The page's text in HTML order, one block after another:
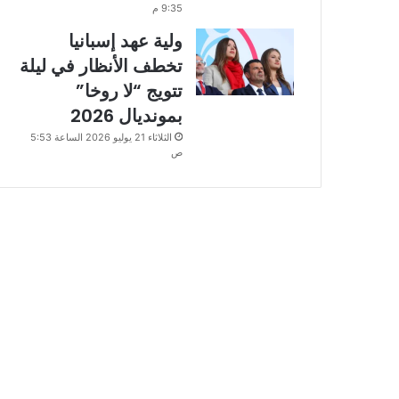
9:35 م
ولية عهد إسبانيا
تخطف الأنظار في ليلة
تتويج “لا روخا”
بمونديال 2026
الثلاثاء 21 يوليو 2026 الساعة 5:53
ص